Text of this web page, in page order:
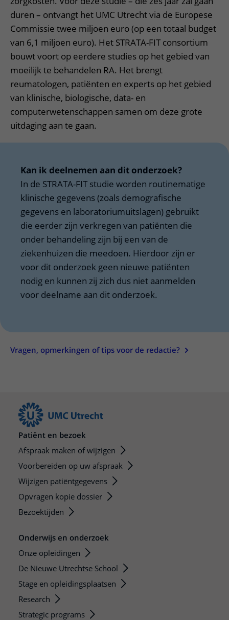
duren – ontvangt het UMC Utrecht via de Europese
Commissie twee miljoen euro (op een totaal budget
van 6,1 miljoen euro). Het STRATA-FIT consortium
bouwt voort op eerdere studies op het gebied van
moeilijk te behandelen RA. Het brengt
reumatologen, patiënten en experts op het gebied
van klinische, biologische, data- en
computerwetenschappen samen om deze grote
uitdaging aan te gaan.
Kan ik deelnemen aan dit onderzoek?
In de STRATA-FIT studie worden routinematige
klinische gegevens (zoals demografische
gegevens en laboratoriumuitslagen) gebruikt
die eerder zijn verkregen van patiënten die
onder behandeling zijn bij een van de
ziekenhuizen die meedoen. Hierdoor zijn er
voor dit onderzoek geen nieuwe patiënten
nodig en kunnen zij zich dus niet aanmelden
voor deelname aan dit onderzoek.
Vragen, opmerkingen of tips voor de redactie?
Patiënt en bezoek
Afspraak maken of wijzigen
Voorbereiden op uw afspraak
Wijzigen patiëntgegevens
Opvragen kopie dossier
Bezoektijden
Onderwijs en onderzoek
Onze opleidingen
De Nieuwe Utrechtse School
Stage en opleidingsplaatsen
Research
Strategic programs